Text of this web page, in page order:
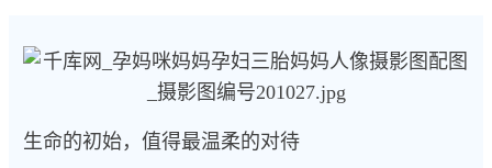
生命的初始，值得最温柔的对待